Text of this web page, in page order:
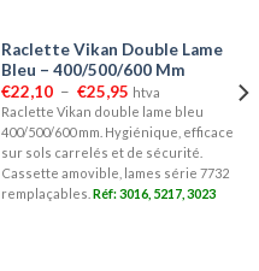
Raclette Vikan Double Lame
Bleu – 400/500/600 Mm
€22,10 – €25,95Plage
de
prix :
€22,10
à
€25,95
htva
Raclette Vikan double lame bleu
400/500/600 mm. Hygiénique, efficace
sur sols carrelés et de sécurité.
Cassette amovible, lames série 7732
remplaçables. Réf: 3016, 5217, 3023